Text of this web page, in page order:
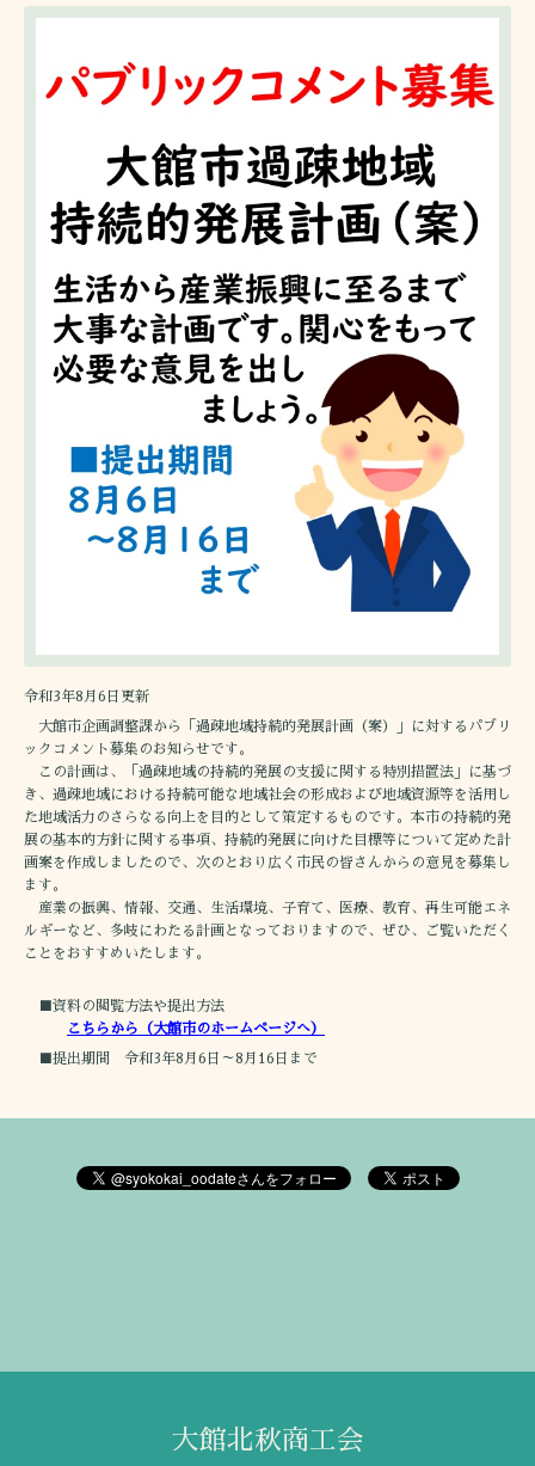
令和3年8月6日更新
大館市企画調整課から「過疎地域持続的発展計画（案）」に対するパブリ
ックコメント募集のお知らせです。
この計画は、「過疎地域の持続的発展の支援に関する特別措置法」に基づ
き、過疎地域における持続可能な地域社会の形成および地域資源等を活用し
た地域活力のさらなる向上を目的として策定するものです。本市の持続的発
展の基本的方針に関する事項、持続的発展に向けた目標等について定めた計
画案を作成しましたので、次のとおり広く市民の皆さんからの意見を募集し
ます。
産業の振興、情報、交通、生活環境、子育て、医療、教育、再生可能エネ
ルギーなど、多岐にわたる計画となっておりますので、ぜひ、ご覧いただく
ことをおすすめいたします。
■資料の閲覧方法や提出方法
こちらから（大館市のホームページへ）
■提出期間 令和3年8月6日～8月16日まで
大館北秋商工会